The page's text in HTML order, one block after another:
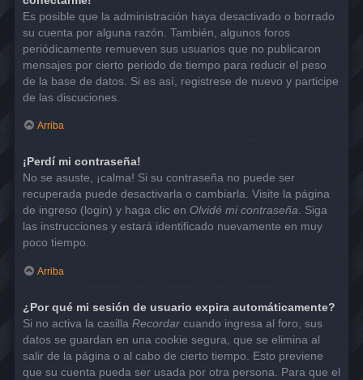
Es posible que la administración haya desactivado o borrado
su cuenta por alguna razón. También, algunos foros
periódicamente remueven sus usuarios que no publicaron
mensajes por cierto periodo de tiempo para reducir el peso
de la base de datos. Si es así, registrese de nuevo y participe
de las discuciones.
Arriba
¡Perdí mi contraseña!
No se asuste, ¡calma! Si su contraseña no puede ser
recuperada puede desactivarla o cambiarla. Visite la página
de ingreso (login) y haga clic en Olvidé mi contraseña. Siga
las instrucciones y estará identificado nuevamente en muy
poco tiempo.
Arriba
¿Por qué mi sesión de usuario expira automáticamente?
Si no activa la casilla Recordar cuando ingresa al foro, sus
datos se guardan en una cookie segura, que se elimina al
salir de la página o al cabo de cierto tiempo. Esto previene
que su cuenta pueda ser usada por otra persona. Para que el